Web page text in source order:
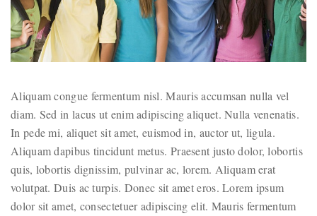
Aliquam congue fermentum nisl. Mauris accumsan nulla vel
diam. Sed in lacus ut enim adipiscing aliquet. Nulla venenatis.
In pede mi, aliquet sit amet, euismod in, auctor ut, ligula.
Aliquam dapibus tincidunt metus. Praesent justo dolor, lobortis
quis, lobortis dignissim, pulvinar ac, lorem. Aliquam erat
volutpat. Duis ac turpis. Donec sit amet eros. Lorem ipsum
dolor sit amet, consectetuer adipiscing elit. Mauris fermentum